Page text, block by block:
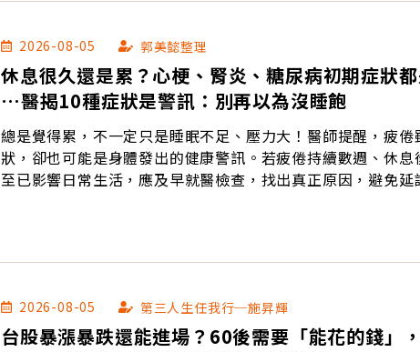
2026-08-05 郭美懿整理
休息很久還是累？心梗、腎炎、糖尿病初期症狀都
…醫揭10種症狀是警訊：別再以為沒睡飽
總是覺得累，不一定只是睡眠不足、壓力大！醫師提醒，疲倦
狀，卻也可能是身體發出的健康警訊。若疲倦持續數週、休息
至已影響日常生活，應及早就醫檢查，找出真正原因，避免延
2026-08-05 第三人生任我行─施昇輝
台股暴漲暴跌還能進場？60後需要「能花的錢」